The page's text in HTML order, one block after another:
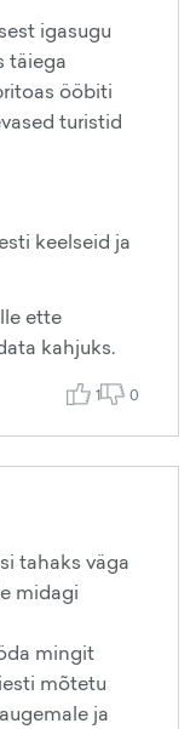
igasugu
täiega
ööbiti
turistid
keelseid ja
ette
kahjuks.
1 0
tahaks väga
midagi
mingit
mõtetu
ja